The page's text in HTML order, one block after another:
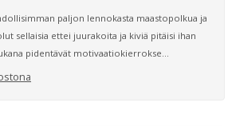
paljon lennokasta maastopolkua ja
sellaisia ettei juurakoita ja kiviä pitäisi ihan
pidentävät motivaatiokierrokse...